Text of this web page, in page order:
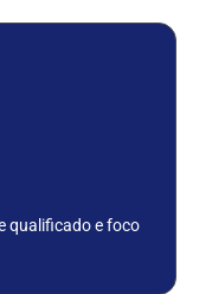
qualificado e foco